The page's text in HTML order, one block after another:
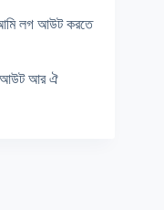
লগ আউট করতে
আউট আর ঐ